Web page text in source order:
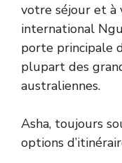
votre séjour et à
international
porte principale
plupart des
australiennes.
Asha, toujours
options